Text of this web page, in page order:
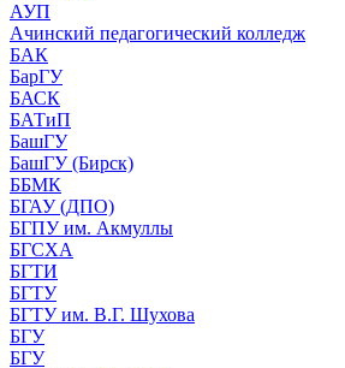
АУП
Ачинский педагогический колледж
БАК
БарГУ
БАСК
БАТиП
БашГУ
БашГУ (Бирск)
ББМК
БГАУ (ДПО)
БГПУ им. Акмуллы
БГСХА
БГТИ
БГТУ
БГТУ им. В.Г. Шухова
БГУ
БГУ